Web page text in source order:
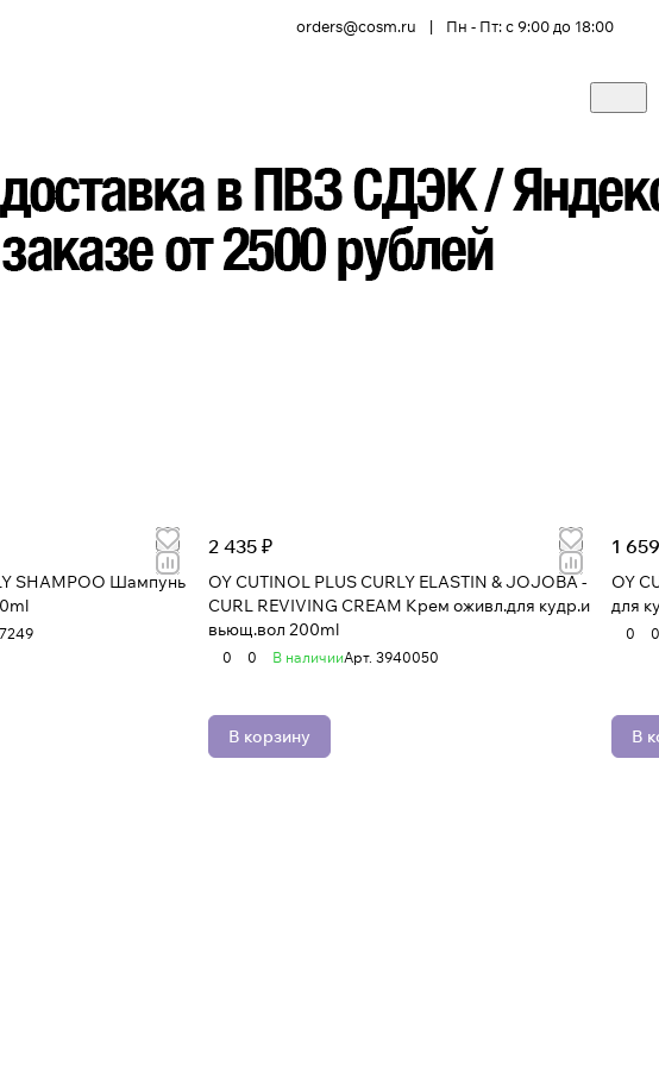
orders@cosm.ru | Пн - Пт: с 9:00 до 18:00
SHAMPOO Шампунь
2 435 ₽
OY CUTINOL PLUS CURLY ELASTIN & JOJOBA -
CURL REVIVING CREAM Крем оживл.для кудр.и
вьющ.вол 200ml
0 0 В наличииАрт. 3940050
В корзину
1
OY
для
0 0
В